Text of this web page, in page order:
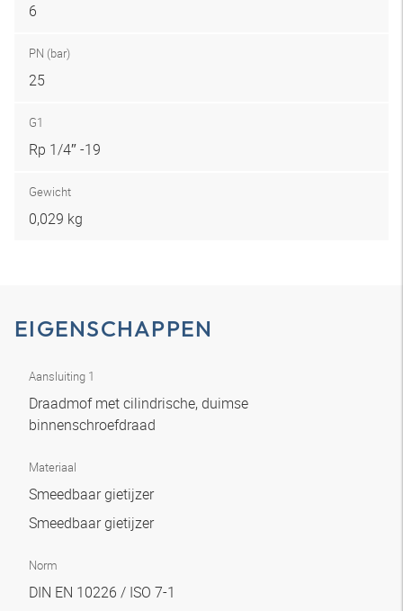
6
PN (bar)
25
G1
Rp 1/4″ -19
Gewicht
0,029 kg
EIGENSCHAPPEN
Aansluiting 1
Draadmof met cilindrische, duimse
binnenschroefdraad
Materiaal
Smeedbaar gietijzer
Smeedbaar gietijzer
Norm
DIN EN 10226 / ISO 7-1